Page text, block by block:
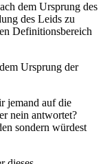
dem Ursprung des
des Leids zu
Definitionsbereich
Ursprung der
jemand auf die
nein antwortet?
sondern würdest